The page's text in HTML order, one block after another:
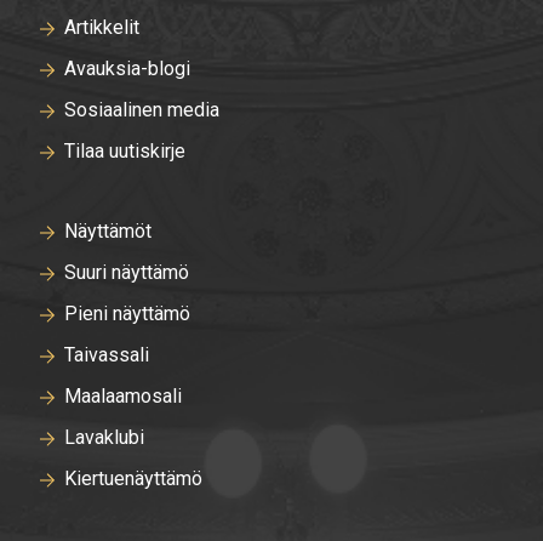
Artikkelit
Avauksia-blogi
Sosiaalinen media
Tilaa uutiskirje
Näyttämöt
Suuri näyttämö
Pieni näyttämö
Taivassali
Maalaamosali
Lavaklubi
Kiertuenäyttämö